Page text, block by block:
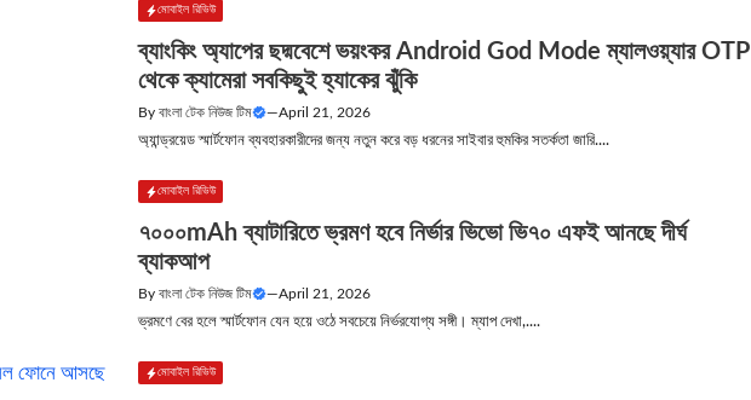
মোবাইল রিভিউ
ব্যাংকিং অ্যাপের ছদ্মবেশে ভয়ংকর Android God Mode ম্যালওয়্যার OTP
থেকে ক্যামেরা সবকিছুই হ্যাকের ঝুঁকি
Byবাংলা টেক নিউজ টিম —April 21, 2026
অ্যান্ড্রয়েড স্মার্টফোন ব্যবহারকারীদের জন্য নতুন করে বড় ধরনের সাইবার হুমকির সতর্কতা জারি....
মোবাইল রিভিউ
৭০০০mAh ব্যাটারিতে ভ্রমণ হবে নির্ভার ভিভো ভি৭০ এফই আনছে দীর্ঘ
ব্যাকআপ
Byবাংলা টেক নিউজ টিম —April 21, 2026
ভ্রমণে বের হলে স্মার্টফোন যেন হয়ে ওঠে সবচেয়ে নির্ভরযোগ্য সঙ্গী। ম্যাপ দেখা,....
মোবাইল রিভিউ